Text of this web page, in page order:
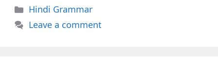
Categories
Hindi Grammar
Leave a comment